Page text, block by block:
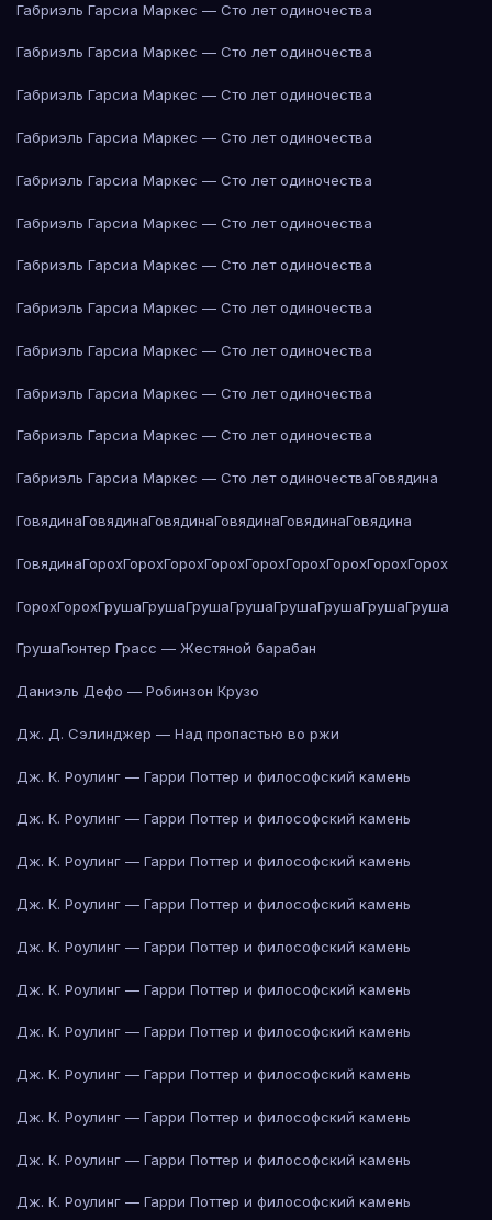
Габриэль Гарсиа Маркес — Сто лет одиночества
Габриэль Гарсиа Маркес — Сто лет одиночества
Габриэль Гарсиа Маркес — Сто лет одиночества
Габриэль Гарсиа Маркес — Сто лет одиночества
Габриэль Гарсиа Маркес — Сто лет одиночества
Габриэль Гарсиа Маркес — Сто лет одиночества
Габриэль Гарсиа Маркес — Сто лет одиночества
Габриэль Гарсиа Маркес — Сто лет одиночества
Габриэль Гарсиа Маркес — Сто лет одиночества
Габриэль Гарсиа Маркес — Сто лет одиночества
Габриэль Гарсиа Маркес — Сто лет одиночества
Габриэль Гарсиа Маркес — Сто лет одиночестваГовядина
ГовядинаГовядинаГовядинаГовядинаГовядинаГовядина
ГовядинаГорохГорохГорохГорохГорохГорохГорохГорохГорох
ГорохГорохГрушаГрушаГрушаГрушаГрушаГрушаГрушаГруша
ГрушаГюнтер Грасс — Жестяной барабан
Даниэль Дефо — Робинзон Крузо
Дж. Д. Сэлинджер — Над пропастью во ржи
Дж. К. Роулинг — Гарри Поттер и философский камень
Дж. К. Роулинг — Гарри Поттер и философский камень
Дж. К. Роулинг — Гарри Поттер и философский камень
Дж. К. Роулинг — Гарри Поттер и философский камень
Дж. К. Роулинг — Гарри Поттер и философский камень
Дж. К. Роулинг — Гарри Поттер и философский камень
Дж. К. Роулинг — Гарри Поттер и философский камень
Дж. К. Роулинг — Гарри Поттер и философский камень
Дж. К. Роулинг — Гарри Поттер и философский камень
Дж. К. Роулинг — Гарри Поттер и философский камень
Дж. К. Роулинг — Гарри Поттер и философский камень